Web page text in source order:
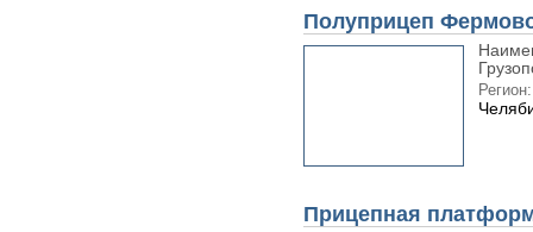
Полуприцеп
Регион:
Прицепная